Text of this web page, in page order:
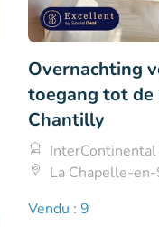
Overnachting
toegang tot de
Chantilly
La Chapelle-
Vendu : 9